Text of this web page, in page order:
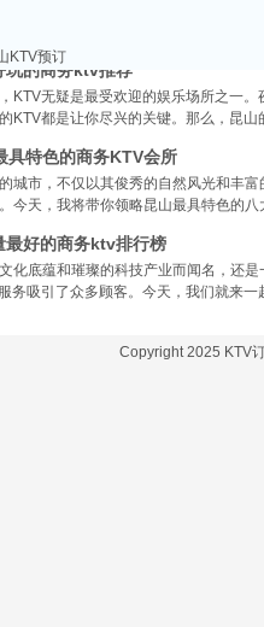
玩的商务ktv推荐
KTV无疑是最受欢迎的娱乐场所之一
KTV都是让你尽兴的关键。那么，昆
特色的商务KTV会所
城市，不仅以其俊秀的自然风光和丰
今天，我将带你领略昆山最具特色的
最好的商务ktv排行榜
化底蕴和璀璨的科技产业而闻名，还
务吸引了众多顾客。今天，我们就来
KTV预订
Copyright 2025 KTV